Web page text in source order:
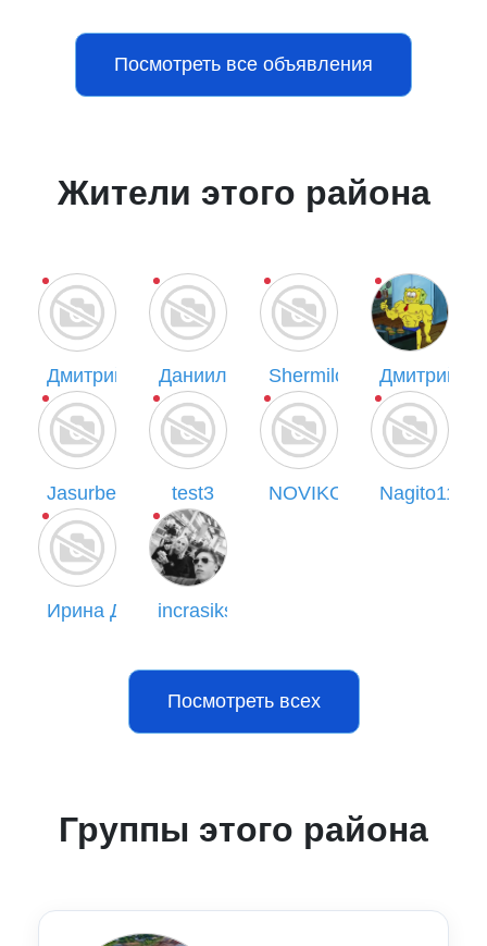
Посмотреть все объявления
Жители этого района
Дмитрий Петров
Даниил Shermilou Дмитрий
Jasurbek test3 NOVIKOVA ANNA
Ирина Дымченко
incrasiks
Посмотреть всех
Группы этого района